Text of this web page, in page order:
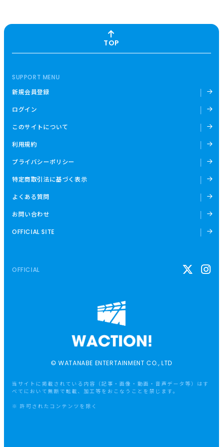
TOP
© WATANABE ENTERTAINMENT CO., LTD
SUPPORT MENU
新規会員登録
ログイン
このサイトについて
利用規約
プライバシーポリシー
特定商取引法に基づく表示
よくある質問
お問い合わせ
OFFICIAL SITE
OFFICIAL
当サイトに掲載されている内容（記事・画像・動画・音声データ等）はす
べてにおいて無断で転載、加工等をおこなうことを禁じます。
※ 許可されたコンテンツを除く